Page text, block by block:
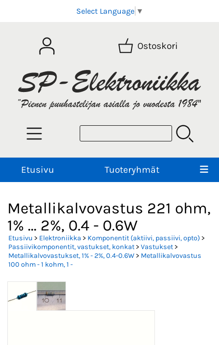
Select Language ▼
Ostoskori
Etusivu Tuoteryhmät
Metallikalvovastus 221 ohm,
1% ... 2%, 0.4 - 0.6W
Etusivu > Elektroniikka > Komponentit (aktiivi, passiivi, opto) >
Passiivikomponentit, vastukset, konkat> Vastukset>
Metallikalvovastukset, 1% - 2%, 0.4-0.6W> Metallikalvovastus
100 ohm - 1 kohm, 1 -